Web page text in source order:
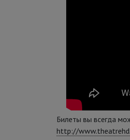
Билеты вы всегда
http://